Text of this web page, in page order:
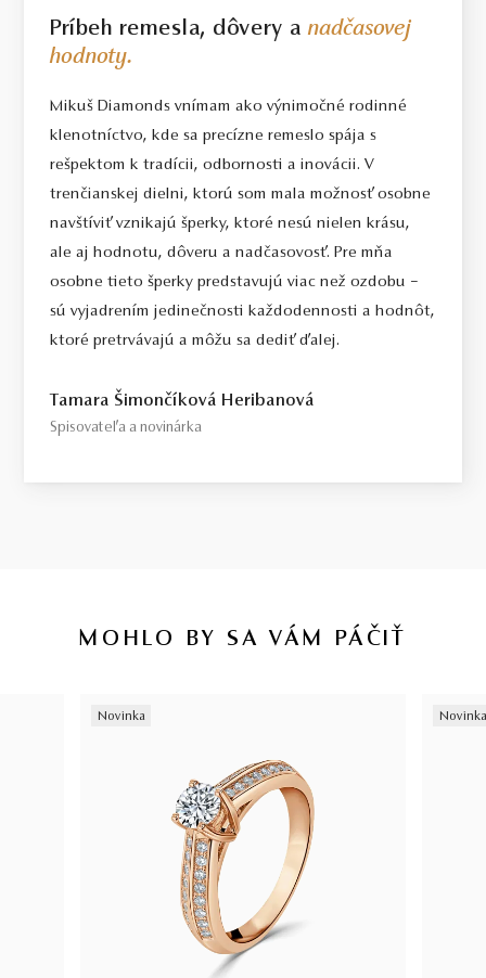
Príbeh remesla, dôvery anadčasovej
hodnoty.
Mikuš Diamonds vnímam ako výnimočné rodinné
klenotníctvo, kde sa precízne remeslo spája s
rešpektom k tradícii, odbornosti a inovácii. V
trenčianskej dielni, ktorú som mala možnosť osobne
navštíviť vznikajú šperky, ktoré nesú nielen krásu,
ale aj hodnotu, dôveru a nadčasovosť. Pre mňa
osobne tieto šperky predstavujú viac než ozdobu –
sú vyjadrením jedinečnosti každodennosti a hodnôt,
ktoré pretrvávajú a môžu sa dediť ďalej.
Tamara Šimončíková Heribanová
Spisovateľa a novinárka
MOHLO BY SA VÁM PÁČIŤ
Novinka Novinka